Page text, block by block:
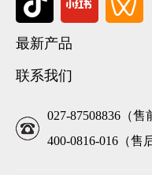
最新产品
联系我们
027-87508836（售
400-0816-016（售